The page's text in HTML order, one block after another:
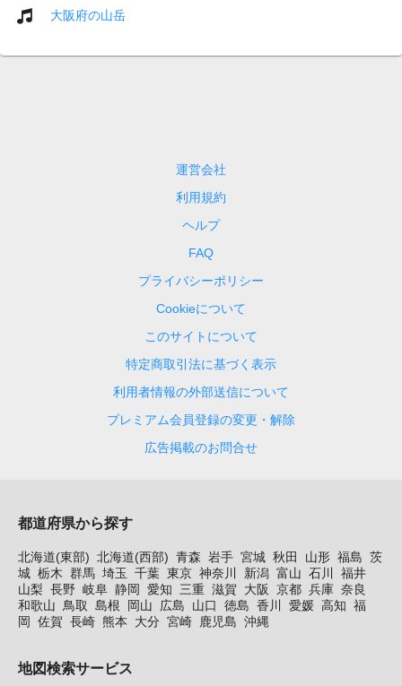
大阪府の山岳
運営会社
利用規約
ヘルプ
FAQ
プライバシーポリシー
Cookieについて
このサイトについて
特定商取引法に基づく表示
利用者情報の外部送信について
プレミアム会員登録の変更・解除
広告掲載のお問合せ
都道府県から探す
北海道(東部) 北海道(西部) 青森 岩手 宮城 秋田 山形 福島 茨
城 栃木 群馬 埼玉 千葉 東京 神奈川 新潟 富山 石川
福井
山梨 長野 岐阜 静岡 愛知 三重 滋賀 大阪 京都 兵庫 奈良
和歌山
鳥取 島根 岡山 広島 山口 徳島 香川 愛媛 高知 福
岡
佐賀 長崎 熊本 大分 宮崎 鹿児島 沖縄
地図検索サービス